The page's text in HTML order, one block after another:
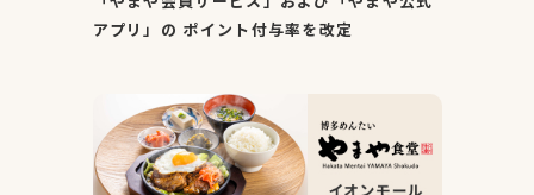
アプリ」の ポイント付与率を改定